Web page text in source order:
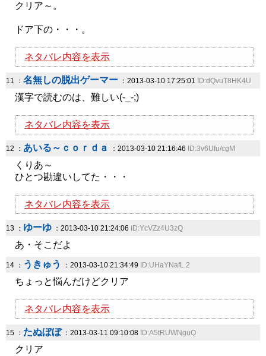
クリア～。
ドア下の・・・。
ネタバレ内容を表示
11 ： 名無しの脱出ゲーマー ：2013-03-10 17:25:01 ID:dQvuT8HK4U
漢字で読むのは、難しい(-_-;)
ネタバレ内容を表示
12 ： あいる～ｃｏｒｄａ ：2013-03-10 21:16:46 ID:3v6Ufu/cgM
くりあ～
ひとつ勘違いしてた・・・
ネタバレ内容を表示
13 ： ゆーゆ ：2013-03-10 21:24:06 ID:YcVZz4U3zQ
あ・そこだよ
14 ： うきゅう ：2013-03-10 21:34:49 ID:UHaYNafL.2
ちょっと悩んだけどクリア
ネタバレ内容を表示
15 ： たぬぼぼ ：2013-03-11 09:10:08 ID:A5tRUWNguQ
クリア